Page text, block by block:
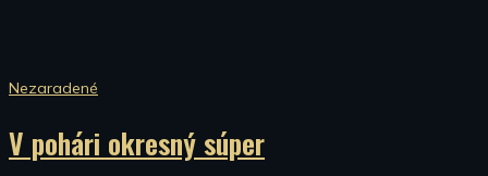
Nezaradené
V pohári okresný súper